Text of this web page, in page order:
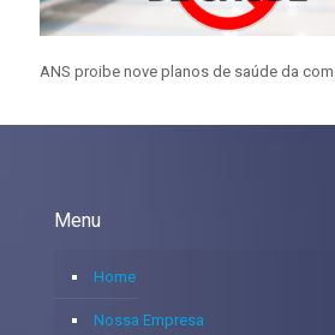
ANS proibe nove planos de saúde da
Menu
Home
Nossa Empresa